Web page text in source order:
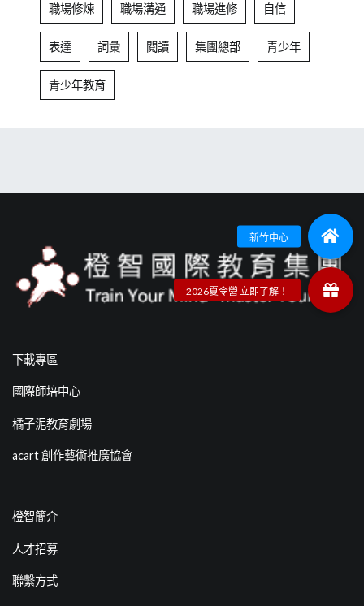
職場修煉 職場溝通 職場進修 自信
表達 詞彙 閱讀 集團總部 青少年
青少年教育
下載專區
國際師培中心
橘子泥教育劇場
acart 創作藝術推廣協會
橙智簡介
人才招募
聯繫方式